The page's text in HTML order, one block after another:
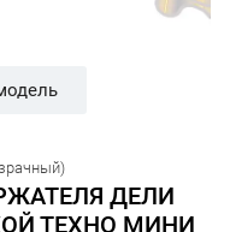
ДЕЛИ
ТЕХНО МИНИ